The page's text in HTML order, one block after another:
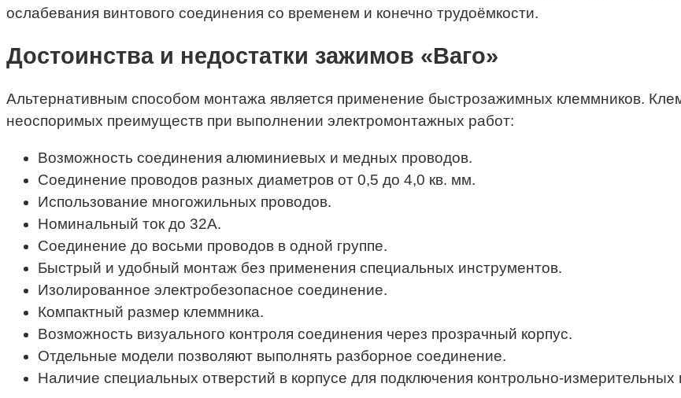
ослабевания винтового соединения со временем и конечно трудоёмкости.
Достоинства и недостатки зажимов «Ваго»
Альтернативным способом монтажа является применение быстрозажимных клеммников.
неоспоримых преимуществ при выполнении электромонтажных работ:
Возможность соединения алюминиевых и медных проводов.
Соединение проводов разных диаметров от 0,5 до 4,0 кв. мм.
Использование многожильных проводов.
Номинальный ток до 32А.
Соединение до восьми проводов в одной группе.
Быстрый и удобный монтаж без применения специальных инструментов.
Изолированное электробезопасное соединение.
Компактный размер клеммника.
Возможность визуального контроля соединения через прозрачный корпус.
Отдельные модели позволяют выполнять разборное соединение.
Наличие специальных отверстий в корпусе для подключения контрольно-измерительных